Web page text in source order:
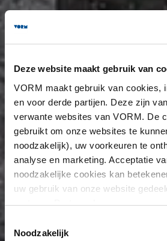
Deze website maakt gebruik van
VORM maakt gebruik van cookies,
en voor derde partijen. Deze zijn
verwante websites van VORM. De
gebruikt om onze websites te
noodzakelijk), uw voorkeuren te
analyse en marketing. Acceptatie
noodzakelijke cookies kan
uw gebruik van onze website
partners. Partners kunnen en
of die zij hebben verzameld op
Toestemmingsselectie
Noodzakelijk